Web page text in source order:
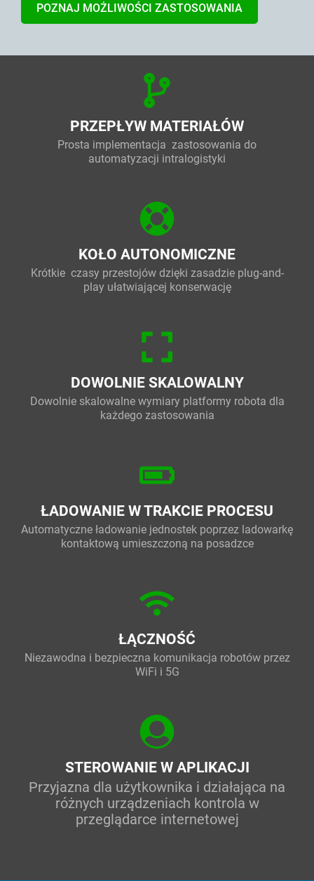
POZNAJ MOŻLIWOŚCI ZASTOSOWANIA
PRZEPŁYW MATERIAŁÓW
Prosta implementacja zastosowania do
automatyzacji intralogistyki
KOŁO AUTONOMICZNE
Krótkie czasy przestojów dzięki zasadzie plug-and-
play ułatwiającej konserwację
DOWOLNIE SKALOWALNY
Dowolnie skalowalne wymiary platformy robota dla
każdego zastosowania
ŁADOWANIE W TRAKCIE PROCESU
Automatyczne ładowanie jednostek poprzez ladowarkę
kontaktową umieszczoną na posadzce
ŁĄCZNOŚĆ
Niezawodna i bezpieczna komunikacja robotów przez
WiFi i 5G
STEROWANIE W APLIKACJI
Przyjazna dla użytkownika i działająca na
różnych urządzeniach kontrola w
przeglądarce internetowej